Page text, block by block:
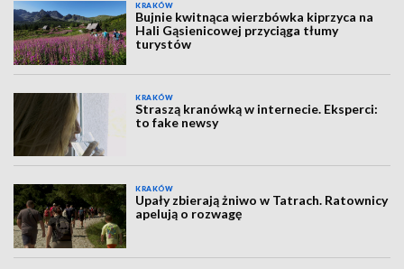
KRAKÓW
Bujnie kwitnąca wierzbówka kiprzyca na
Hali Gąsienicowej przyciąga tłumy
turystów
KRAKÓW
Straszą kranówką w internecie. Eksperci:
to fake newsy
KRAKÓW
Upały zbierają żniwo w Tatrach. Ratownicy
apelują o rozwagę